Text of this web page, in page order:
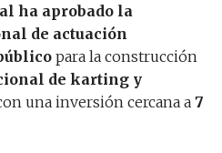
ha aprobado la
de actuación
para la construcción
de karting y
una inversión cercana a 7